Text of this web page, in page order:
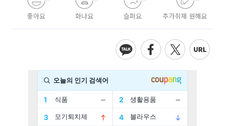
좋아요 화나요 슬퍼요 추가취재 원해요